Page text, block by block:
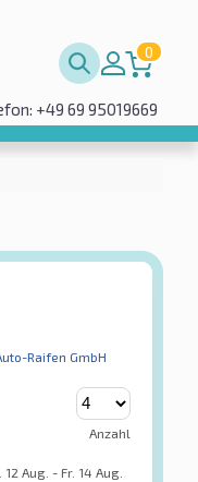
0
+49 69 95019669
Raifen GmbH
Anzahl
Aug. - Fr. 14 Aug.